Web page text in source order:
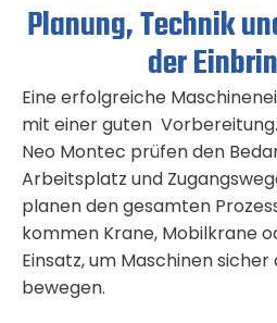
Planung, Technik
der
Eine erfolgreiche
mit einer guten
Neo Montec prüfen den
Arbeitsplatz und
planen den gesamten
kommen Krane, Mobilkrane
Einsatz, um Maschinen
bewegen.